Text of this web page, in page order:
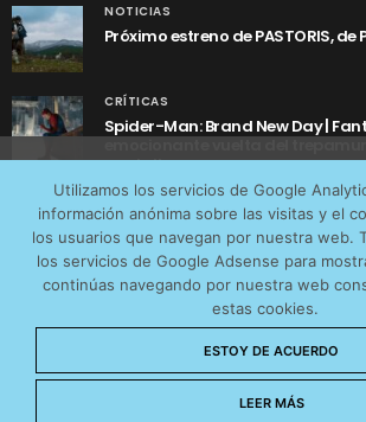
NOTICIAS
Próximo estreno de PASTORIS, de
CRÍTICAS
Spider-Man: Brand New Day |
pantalla
AVISO LEGAL CONTACTO
POLÍTICA DE PRIVACIDAD
© 2026 CinemaNet. Designed by
Utilizamos los servicios de Google
información anónima sobre las visitas y el
los usuarios que navegan por nuestra web.
los servicios de Google Adsense para
continúas navegando por nuestra web
estas cookies.
ESTOY DE ACUERDO
LEER MÁS
tráfico web que recibimos y conocer los
más os interesan. Puede cambiar las
obtener más información sobre las
utilizamos en nuestra Política de cookies
Aceptar cookies
No permitir cookies